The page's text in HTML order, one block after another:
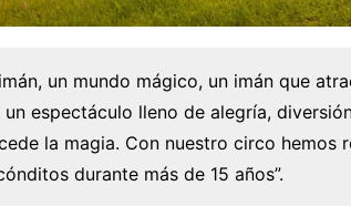
un mundo mágico, un imán que
un espectáculo lleno de alegría,
la magia. Con nuestro circo hemos
durante más de 15 años”.